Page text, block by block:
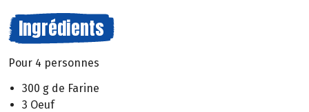
Ingrédients
Pour 4 personnes
300 g de Farine
3 Oeuf